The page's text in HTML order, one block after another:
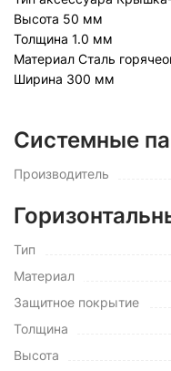
Высота 50 мм
Толщина 1.0 мм
Материал Сталь
Ширина 300 мм
Системные
Производитель
Тип
Материал
Защитное покрытие
Толщина
Высота